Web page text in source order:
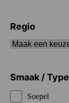
Regio
Smaak / Type
Soepel